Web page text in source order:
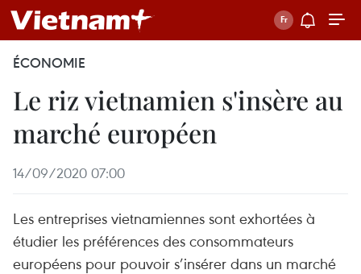
ÉCONOMIE
Le riz vietnamien s'insère au
marché européen
14/09/2020 07:00
Les entreprises vietnamiennes sont exhortées à
étudier les préférences des consommateurs
européens pour pouvoir s’insérer dans un marché